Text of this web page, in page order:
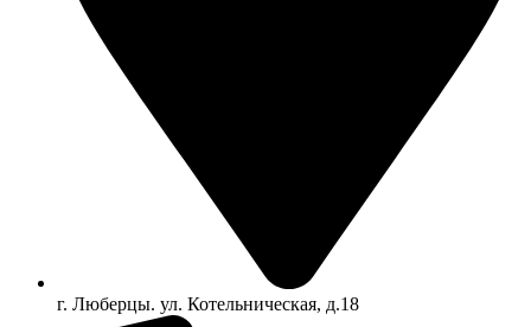
г. Люберцы. ул. Котельническая, д.18